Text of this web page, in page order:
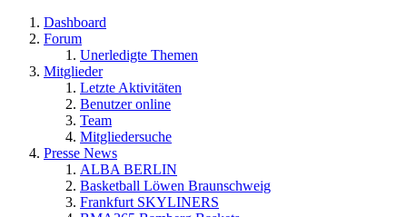
Dashboard
Forum
Unerledigte Themen
Mitglieder
Letzte Aktivitäten
Benutzer online
Team
Mitgliedersuche
Presse News
ALBA BERLIN
Basketball Löwen Braunschweig
Frankfurt SKYLINERS